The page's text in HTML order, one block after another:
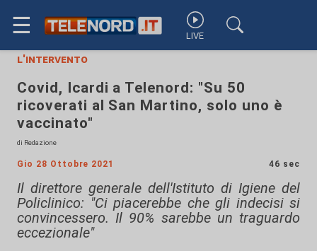
☰ LIVE
l'intervento
Covid, Icardi a Telenord: "Su 50
ricoverati al San Martino, solo uno è
vaccinato"
di Redazione
Gio 28 Ottobre 2021 46 sec
Il direttore generale dell'Istituto di Igiene del
Policlinico: "Ci piacerebbe che gli indecisi si
convincessero. Il 90% sarebbe un traguardo
eccezionale"